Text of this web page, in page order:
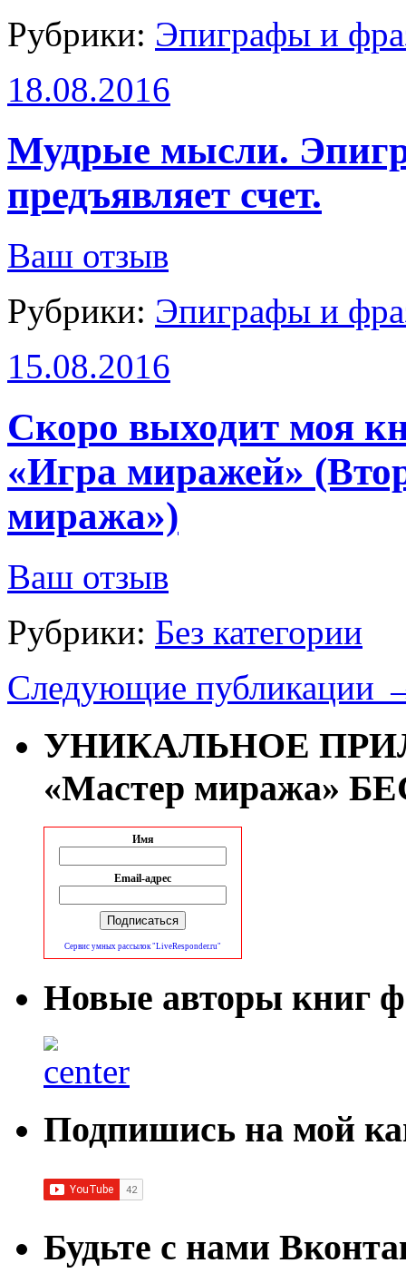
Рубрики: Эпиграфы и
18.08.2016
Мудрые мысли.
предъявляет счет.
Ваш отзыв
Рубрики: Эпиграфы и
15.08.2016
Скоро выходит моя
«Игра миражей»
миража»)
Ваш отзыв
Рубрики: Без категории
Следующие публикации
УНИКАЛЬНОЕ
«Мастер миража»
Имя
Email-адрес
Сервис умных рассылок "LiveResponder.ru"
Новые авторы книг
Подпишись на мой
Будьте с нами